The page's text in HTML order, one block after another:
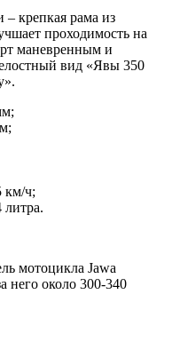
– крепкая рама из
проходимость на
маневренным и
вид «Явы 350
км/ч;
литра.
мотоцикла Jawa
него около 300-340